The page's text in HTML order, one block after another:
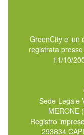
GreenCity e' un
registrata
11/10/
Sede Legale
MERONE
Registro
293834